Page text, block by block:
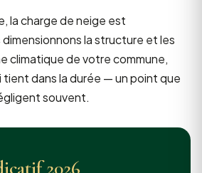
la charge de neige est
la structure et les
climatique de votre commune,
tient dans la durée — un point que
souvent.